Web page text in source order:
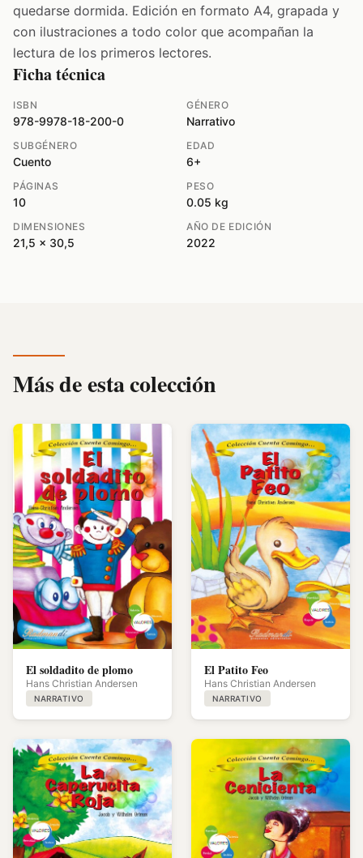
quedarse dormida. Edición en formato A4, grapada y
con ilustraciones a todo color que acompañan la
lectura de los primeros lectores.
Ficha técnica
ISBN
978-9978-18-200-0
GÉNERO
Narrativo
SUBGÉNERO
Cuento
EDAD
6+
PÁGINAS
10
PESO
0.05 kg
DIMENSIONES
21,5 x 30,5
AÑO DE EDICIÓN
2022
Más de esta colección
El soldadito de plomo
Hans Christian Andersen
NARRATIVO
El Patito Feo
Hans Christian Andersen
NARRATIVO